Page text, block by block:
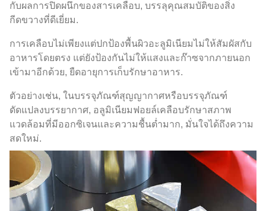
กับผลการปิดผนึกของสารเคลือบ, บรรลุคุณสมบัติของสิ่ง
กีดขวางที่ดีเยี่ยม.
การเคลือบไม่เพียงแต่ปกป้องพื้นผิวอะลูมิเนียมไม่ให้สัมผัสกับ
อาหารโดยตรง แต่ยังป้องกันไม่ให้แสงและก๊าซจากภายนอก
เข้ามาอีกด้วย, ยืดอายุการเก็บรักษาอาหาร.
ตัวอย่างเช่น, ในบรรจุภัณฑ์สุญญากาศหรือบรรจุภัณฑ์
ดัดแปลงบรรยากาศ, อลูมิเนียมฟอยล์เคลือบรักษาสภาพ
แวดล้อมที่มีออกซิเจนและความชื้นต่ำมาก, มั่นใจได้ถึงความ
สดใหม่.